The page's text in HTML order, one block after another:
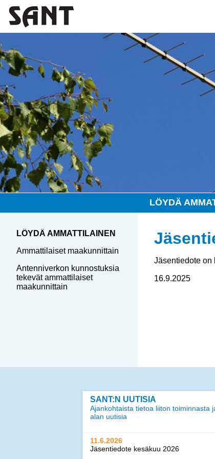
LÖYDÄ
Jäsentiedote on
16.9.2025
LÖYDÄ AMMATTILAINEN
Ammattilaiset maakunnittain
Antenniverkon kunnostuksia
tekevät ammattilaiset
maakunnittain
SANT:N UUTISIA
Ajankohtaista tietoa liiton toiminnasta
alan uutisia
11.6.2026
Jäsentiedote kesäkuu 2026